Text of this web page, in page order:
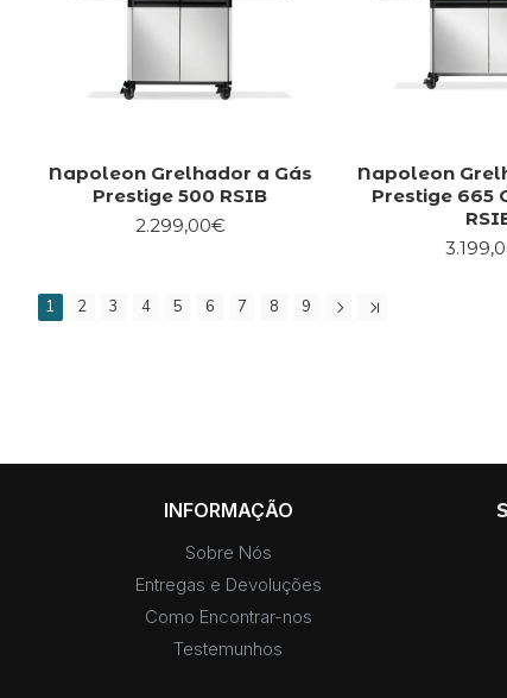
Napoleon Grelhador a Gás
Prestige 500 RSIB
2.299,00€
Napoleon
Prestige 665
1 2 3 4 5 6 7 8 9
INFORMAÇÃO
Sobre Nós
Entregas e Devoluções
Como Encontrar-nos
Testemunhos